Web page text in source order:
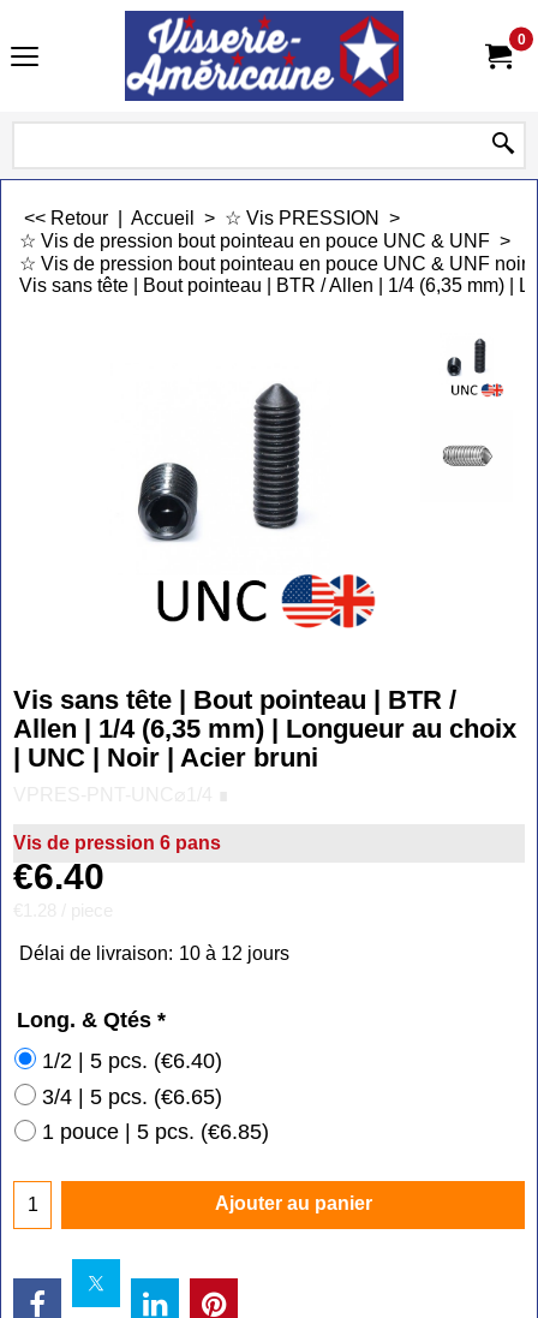
0
<< Retour Accueil > ☆ Vis PRESSION
>
☆ Vis de pression bout pointeau en pouce UNC & UNF >
☆ Vis de pression bout pointeau en pouce UNC & UNF
Vis sans tête | Bout pointeau | BTR / Allen | 1/4 (6,35 mm) |
Vis sans tête | Bout pointeau | BTR /
Allen | 1/4 (6,35 mm) | Longueur au choix
| UNC | Noir | Acier bruni
Vis de pression 6 pans
€6.40
Délai de livraison: 10 à 12 jours
Long. & Qtés *
1/2 | 5 pcs. (€6.40)
3/4 | 5 pcs. (€6.65)
1 pouce | 5 pcs. (€6.85)
Ajouter au panier